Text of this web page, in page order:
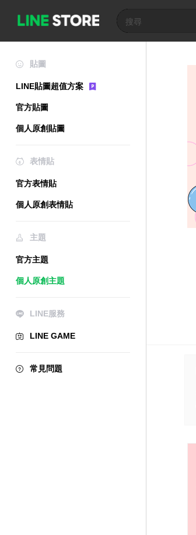
貼圖
LINE貼圖超值方案
官方貼圖
個人原創貼圖
表情貼
官方表情貼
個人原創表情貼
主題
官方主題
個人原創主題
LINE服務
LINE GAME
常見問題